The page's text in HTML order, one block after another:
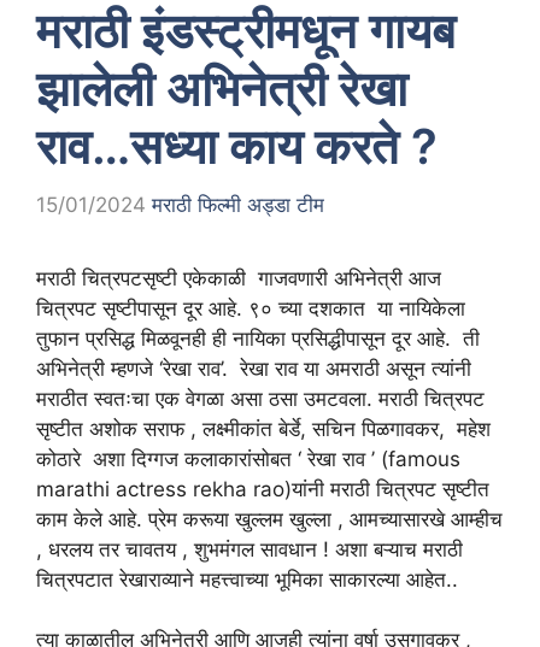
मराठी इंडस्ट्रीमधून गायब
झालेली अभिनेत्री रेखा
राव…सध्या काय करते ?
15/01/2024 मराठी फिल्मी अड्डा टीम
मराठी चित्रपटसृष्टी एकेकाळी गाजवणारी अभिनेत्री आज
चित्रपट सृष्टीपासून दूर आहे. ९० च्या दशकात या नायिकेला
तुफान प्रसिद्ध मिळवूनही ही नायिका प्रसिद्धीपासून दूर आहे. ती
अभिनेत्री म्हणजे ‘रेखा राव’. रेखा राव या अमराठी असून त्यांनी
मराठीत स्वतःचा एक वेगळा असा ठसा उमटवला. मराठी चित्रपट
सृष्टीत अशोक सराफ , लक्ष्मीकांत बेर्डे, सचिन पिळगावकर, महेश
कोठारे अशा दिग्गज कलाकारांसोबत ‘ रेखा राव ’ (famous
marathi actress rekha rao)यांनी मराठी चित्रपट सृष्टीत
काम केले आहे. प्रेम करूया खुल्लम खुल्ला , आमच्यासारखे आम्हीच
, धरलय तर चावतय , शुभमंगल सावधान ! अशा बऱ्याच मराठी
चित्रपटात रेखाराव्याने महत्त्वाच्या भूमिका साकारल्या आहेत..
त्या काळातील अभिनेत्री आणि आजही त्यांना वर्षा उसगावकर ,